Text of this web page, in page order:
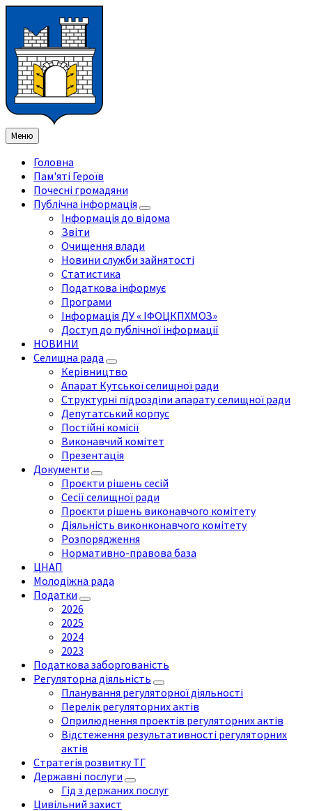
змісту
ліву
бічну
панель
праву
бічну
панель
нижнього
колонтитула
Меню
Головна
Пам'яті Героїв
Почесні громадяни
Публічна інформація
Інформація до відома
Звіти
Очищення влади
Новини служби зайнятості
Статистика
Податкова інформує
Програми
Інформація ДУ « ІФОЦКПХМОЗ»
Доступ до публічної інформації
НОВИНИ
Селищна рада
Керівництво
Апарат Кутської селищної ради
Структурні підрозділи апарату селищної ради
Депутатський корпус
Постійні комісії
Виконавчий комітет
Презентація
Документи
Проєкти рішень сесій
Сесії селищної ради
Проєкти рішень виконавчого комітету
Діяльність виконконавчого комітету
Розпорядження
Нормативно-правова база
ЦНАП
Молодіжна рада
Податки
2026
2025
2024
2023
Податкова заборгованість
Регуляторна діяльність
Планування регуляторної діяльності
Перелік регуляторних актів
Оприлюднення проектів регуляторних актів
Відстеження результативності регуляторних
актів
Стратегія розвитку ТГ
Державні послуги
Гід з держаних послуг
Цивільний захист